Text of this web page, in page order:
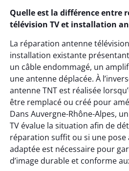
Quelle est la différence entre
télévision TV et installation
La réparation antenne
installation existante
un câble endommagé, un
une antenne déplacée. À
antenne TNT est réalisée
être remplacé ou créé pour
Dans Auvergne-Rhône-Alpes,
TV évalue la situation afin de
réparation suffit ou si une pose
adaptée est nécessaire pour
d’image durable et conforme